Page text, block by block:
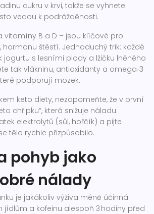
cukru v krvi, takže se vyhnete
vedou k podrážděnosti.
vitamíny B a D – jsou klíčové pro
štěstí. Jednoduchý trik: každé
jogurtu s lesními plody a lžičku lněného
tak vlákninu, antioxidanty a omega‑3
podporují mozek.
keto diety, nezapomeňte, že v první
chřipku“, která snižuje náladu.
elektrolytů (sůl, hořčík) a pijte
tělo rychle přizpůsobilo.
pohyb jako
nálady
je jakákoliv výživa méně účinná.
jídlům a kofeinu alespoň 3 hodiny před